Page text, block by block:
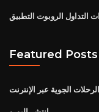
التداول الروبوت التطبيق
Featured Posts
الجوية عبر الإنترنت